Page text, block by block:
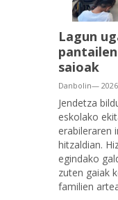
Lagun
saioak
Danbolin—
Jendetza
eskolako
erabileraren
hitzaldian.
egindako
zuten gaiak
familien